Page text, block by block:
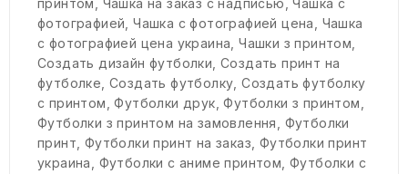
принтом, Чашка на заказ с надписью,Чашка с
фотографией,Чашка с фотографией цена, Чашка
с фотографией цена украина,Чашки з принтом,
Создать дизайн футболки,Создать принт на
футболке,Создать футболку,Создать футболку
с принтом,Футболки друк,Футболки з принтом,
Футболки з принтом на замовлення, Футболки
принт, Футболки принт на заказ, Футболки принт
украина, Футболки с аниме принтом,Футболки с